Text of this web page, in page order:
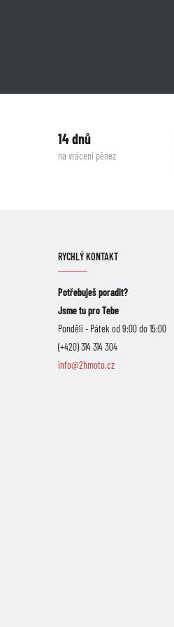
14 dnů
na vrácení pěnez
RYCHLÝ KONTAKT
Potřebuješ poradit?
Jsme tu pro Tebe
Pondělí - Pátek od 9:00 do 15:00
(+420) 314 314 304
info@2hmoto.cz